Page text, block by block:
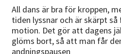
All dans är bra för kroppen,
tiden lyssnar och är skärpt så
motion. Det gör att dagens
glöms bort, så att man får
andningspausen